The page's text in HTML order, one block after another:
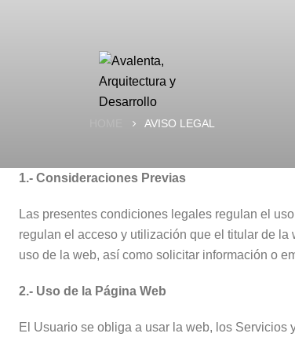
AVISO LEGAL
1.- Consideraciones Previas
Las presentes condiciones legales regulan el
regulan el acceso y utilización que el titular de
uso de la web, así como solicitar información o
2.- Uso de la Página Web
El Usuario se obliga a usar la web, los Servicios